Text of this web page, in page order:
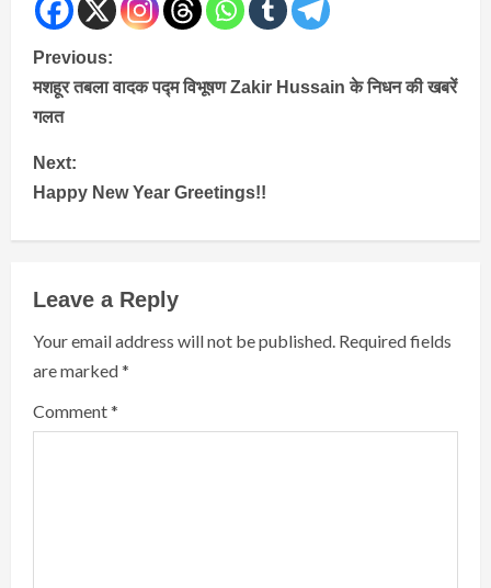
Continue
Reading
Previous:
मशहूर तबला वादक पद्म विभूषण Zakir Hussain के निधन की खबरें
गलत
Next:
Happy New Year Greetings!!
Leave a Reply
Your email address will not be published. Required fields
are marked*
Comment*